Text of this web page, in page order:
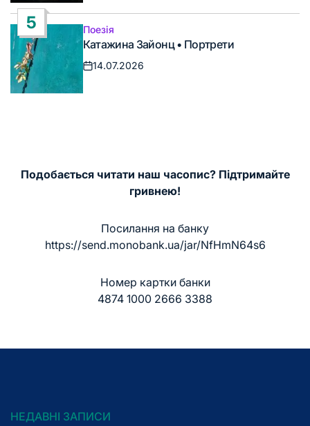
5
Опублікувати
у
Поезія
Катажина Зайонц • Портрети
Дата
14.07.2026
Подобається читати наш часопис? Підтримайте
гривнею!
Посилання на банку
https://send.monobank.ua/jar/NfHmN64s6
Номер картки банки
4874 1000 2666 3388
НЕДАВНІ ЗАПИСИ